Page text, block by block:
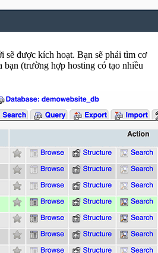
sẽ được kích hoạt. Bạn sẽ phải tìm cơ
bạn (trường hợp hosting có tạo nhiều